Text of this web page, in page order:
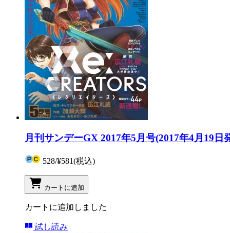
月刊サンデーGX 2017年5月号(2017年4月19日
528/¥581(税込)
カートに追加
カートに追加しました
試し読み